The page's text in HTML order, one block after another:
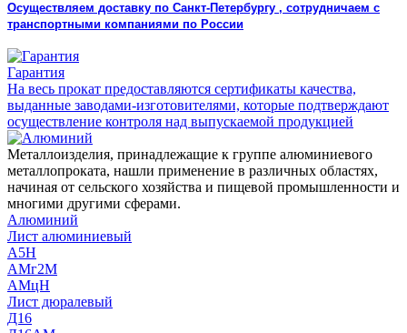
Осуществляем доставку по Санкт-Петербургу , сотрудничаем с
транспортными компаниями по России
Гарантия
На весь прокат предоставляются сертификаты качества,
выданные заводами-изготовителями, которые подтверждают
осуществление контроля над выпускаемой продукцией
Металлоизделия, принадлежащие к группе алюминиевого
металлопроката, нашли применение в различных областях,
начиная от сельского хозяйства и пищевой промышленности и
многими другими сферами.
Алюминий
Лист алюминиевый
А5Н
АМг2М
АМцН
Лист дюралевый
Д16